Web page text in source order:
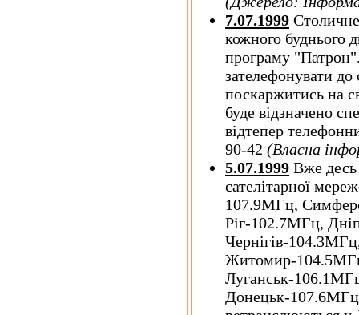
7.07.1999
кожного буднього
програму
зателефонувати до
поскаржитись на
буде відзначено
відтепер
90-42 (Власна
5.07.1999 Вже десь
сателітарної
107.9МГц,
Ріг-102.7МГц,
Чернігів-
Житомир-
Луганськ-
Донецьк-